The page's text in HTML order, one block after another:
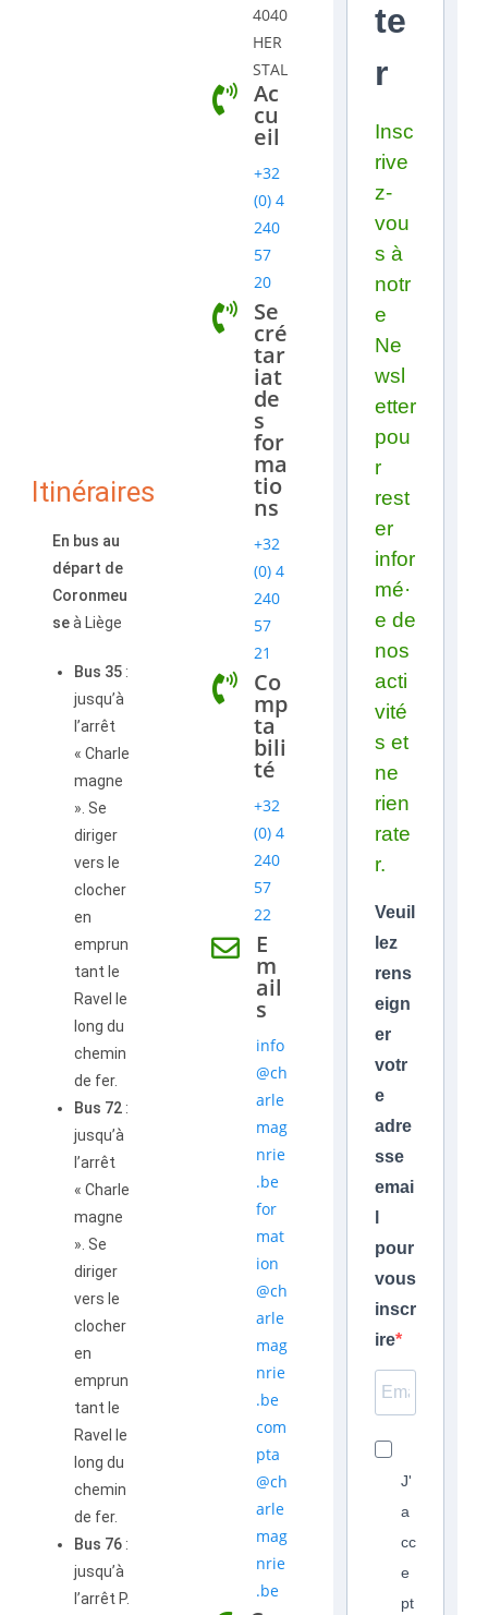
Itinéraires
En bus au
départ de
Coronmeu
seà Liège
Bus 35 :
jusqu’à
l’arrêt
« Charle
magne
». Se
diriger
vers le
clocher
en
emprun
tant le
Ravel le
long du
chemin
de fer.
Bus 72:
jusqu’à
l’arrêt
« Charle
magne
». Se
diriger
vers le
clocher
en
emprun
tant le
Ravel le
long du
chemin
de fer.
Bus 76:
jusqu’à
l’arrêt P.
4040
HER
STAL
Ac
cu
eil
+32
(0) 4
240
57
20
Se
cré
tar
iat
de
s
for
ma
tio
ns
+32
(0) 4
240
57
21
Co
mp
ta
bili
té
+32
(0) 4
240
57
22
E
m
ail
s
info
@ch
arle
mag
nrie
.be
for
mat
ion
@ch
arle
mag
nrie
.be
com
pta
@ch
arle
mag
nrie
.be
te
r
Insc
rive
z-
vou
s à
notr
e
Ne
wsl
etter
pou
r
rest
er
infor
mé·
e de
nos
acti
vité
s et
ne
rien
rate
r.
Veuil
lez
rens
eign
er
votr
e
adre
sse
emai
pour
vous
inscr
ire
J'
a
cc
e
pt